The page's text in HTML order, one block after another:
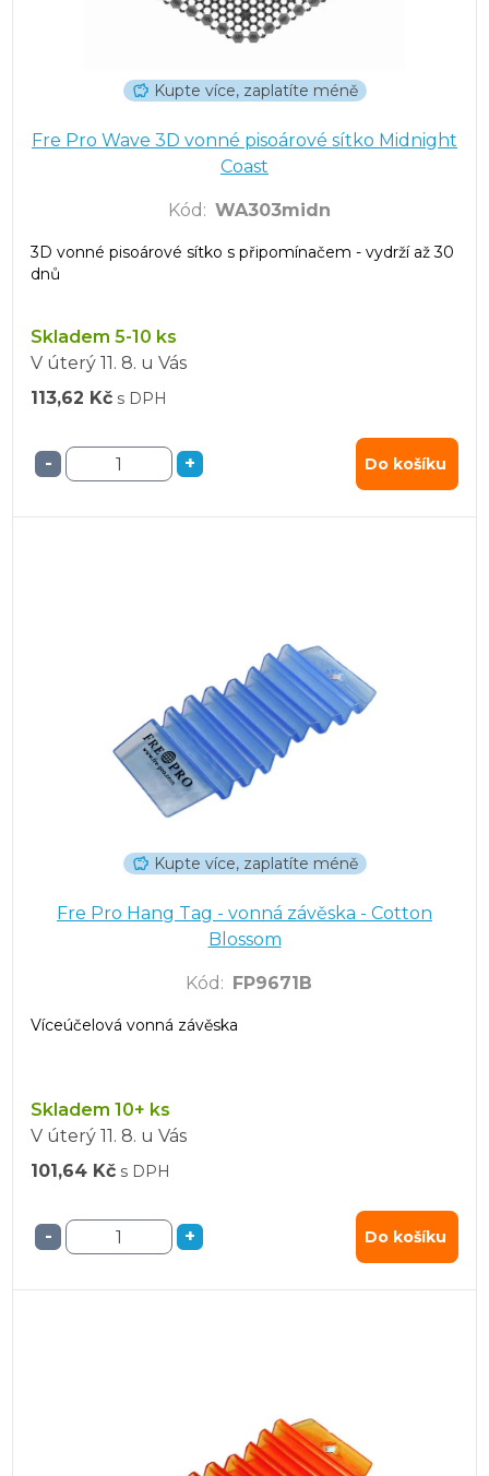
Kupte více, zaplatíte méně
Fre Pro Wave 3D vonné pisoárové sítko Midnight
Coast
Kód : WA303midn
3D vonné pisoárové sítko s připomínačem - vydrží až 30
dnů
Skladem 5-10 ks
V úterý 11. 8. u Vás
113,62 Kč s DPH
- + Do košíku
Kupte více, zaplatíte méně
Fre Pro Hang Tag - vonná závěska - Cotton
Blossom
Kód : FP9671B
Víceúčelová vonná závěska
Skladem 10+ ks
V úterý 11. 8. u Vás
101,64 Kč s DPH
- + Do košíku